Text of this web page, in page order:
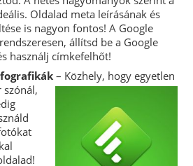
Oldalad meta leírásának és
is nagyon fontos! A Google
állítsd be a Google
használj címkefelhőt!
– Közhely, hogy egyetlen